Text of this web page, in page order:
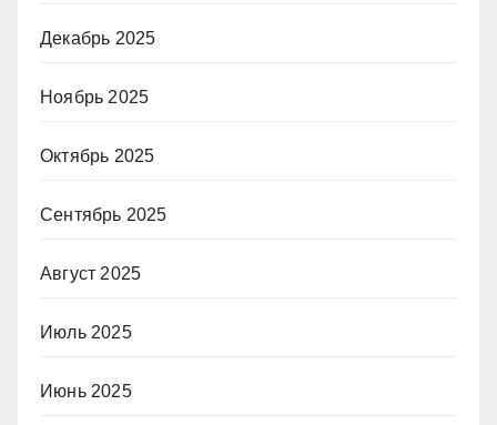
Декабрь 2025
Ноябрь 2025
Октябрь 2025
Сентябрь 2025
Август 2025
Июль 2025
Июнь 2025